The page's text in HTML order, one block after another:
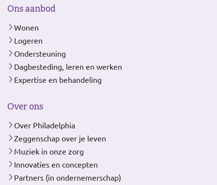
Ons aanbod
Wonen
Logeren
Ondersteuning
Dagbesteding, leren en werken
Expertise en behandeling
Over ons
Over Philadelphia
Zeggenschap over je leven
Muziek in onze zorg
Innovaties en concepten
Partners (in ondernemerschap)